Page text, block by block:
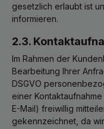
gesetzlich erlaubt ist
informieren.
2.3.
Im Rahmen der
Bearbeitung Ihrer
DSGVO
einer
E-Mail) freiwillig
gekennzeichnet, da